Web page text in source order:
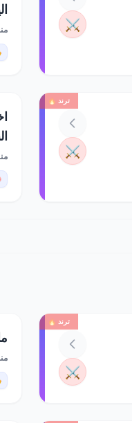
⚔️
ترند 🔥
⚔️
ترند 🔥
⚔️